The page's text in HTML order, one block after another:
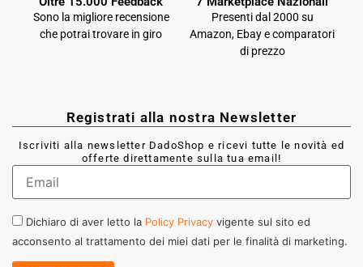
Sono la migliore recensione
che potrai trovare in giro
Presenti dal 2000 su
Amazon, Ebay e comparatori
di prezzo
Registrati alla nostra Newsletter
Iscriviti alla newsletter DadoShop e ricevi tutte le novità ed
offerte direttamente sulla tua email!
Dichiaro di aver letto la Policy Privacy vigente sul sito ed
acconsento al trattamento dei miei dati per le finalità di marketing.